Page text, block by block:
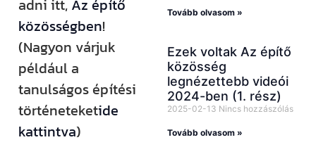
adni itt, Az építő
közösségben!
(Nagyon várjuk
például a
tanulságos építési
történeteketide
kattintva)
Tovább olvasom »
Ezek voltak Az építő
közösség
legnézettebb videói
2024-ben (1. rész)
2025-02-13 Nincs hozzászólás
Tovább olvasom »